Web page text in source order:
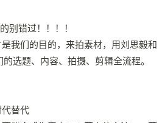
别错过！！！！
们的选题、内容、拍摄、剪辑全流程。
时代替代